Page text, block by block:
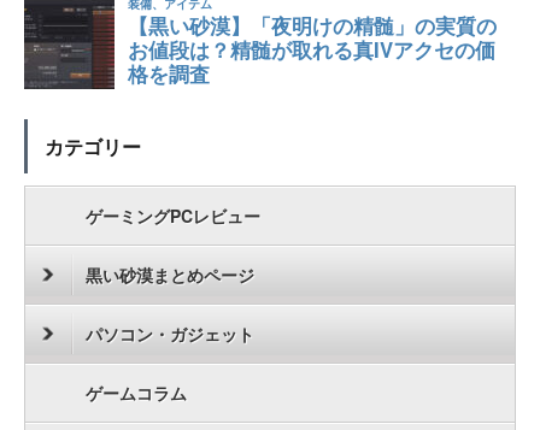
カテゴリー
ゲーミングPCレビュー
黒い砂漠まとめページ
パソコン・ガジェット
ゲームコラム